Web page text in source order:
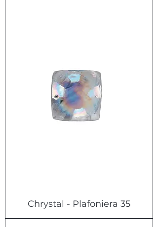
Chrystal - Plafoniera 35